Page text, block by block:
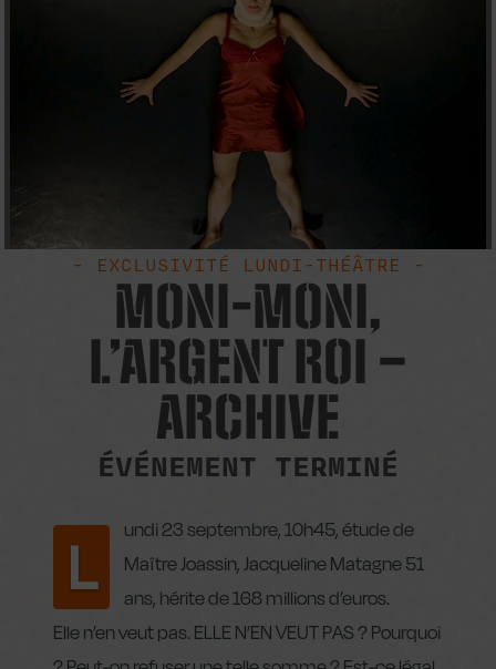
- EXCLUSIVITÉ LUNDI-THÉÂTRE -
MONI-MONI,
L’ARGENT ROI –
ARCHIVE
ÉVÉNEMENT TERMINÉ
L
undi 23 septembre, 10h45, étude de
Maître Joassin, Jacqueline Matagne 51
ans, hérite de 168 millions d’euros.
Elle n’en veut pas. ELLE N’EN VEUT PAS ? Pourquoi